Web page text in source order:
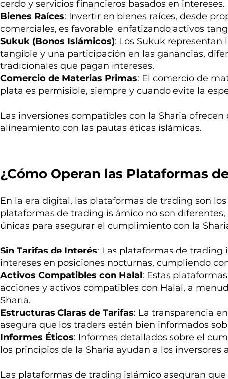
cerdo y servicios financieros basados en intereses.
Bienes Raíces: Invertir en bienes raíces, desde
comerciales, es favorable, enfatizando activos
Sukuk (Bonos Islámicos): Los Sukuk
tangible y una participación en las ganancias,
tradicionales que pagan intereses.
Comercio de Materias Primas: El comercio de
plata es permisible, siempre y cuando evite la
Las inversiones compatibles con la Sharia
alineamiento con las pautas éticas islámicas.
¿Cómo Operan las Plataformas
En la era digital, las plataformas de trading son
plataformas de trading islámico no son
únicas para asegurar el cumplimiento con la
Sin Tarifas de Interés: Las plataformas de trading
intereses en posiciones nocturnas, cumpliendo
Activos Compatibles con Halal: Estas
acciones y activos compatibles con Halal, a
Sharia.
Estructuras Claras de Tarifas: La transparencia
asegura que los traders estén bien informados
Informes Éticos: Informes detallados sobre el
los principios de la Sharia ayudan a los inversores
Las plataformas de trading islámico aseguran